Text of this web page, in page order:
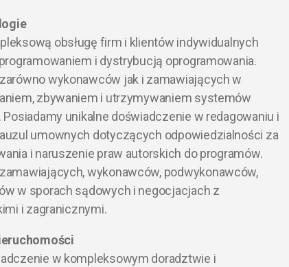
obsługę firm i klientów indywidualnych
i dystrybucją oprogramowania.
wykonawców jak i zamawiających w
zbywaniem i utrzymywaniem systemów
unikalne doświadczenie w redagowaniu i
umownych dotyczących odpowiedzialności za
i naruszenie praw autorskich do programów.
wykonawców, podwykonawców,
w sporach sądowych i negocjacjach z
i zagranicznymi.
w kompleksowym doradztwie i